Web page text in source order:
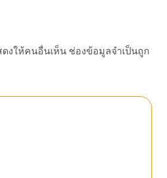
งให้คนอื่นเห็น ช่องข้อมูลจำเป็นถูก